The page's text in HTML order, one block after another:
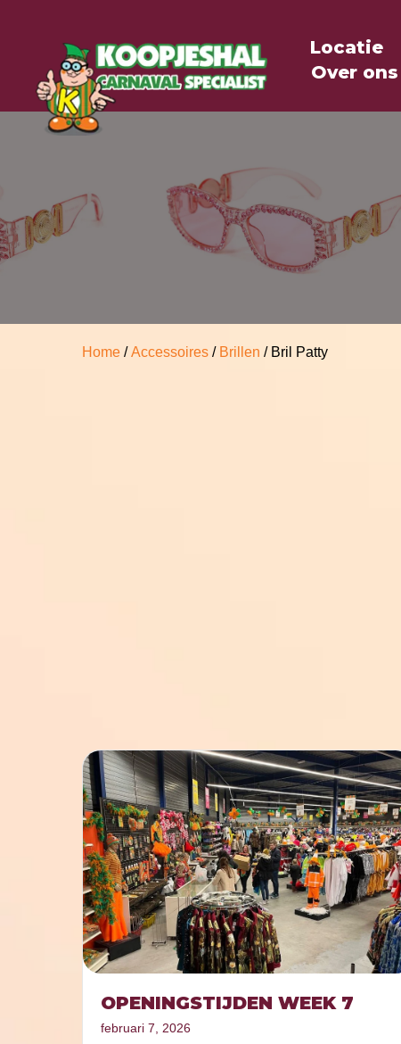
Locatie
Over ons
Home /Accessoires / Brillen / Bril Patty
OPENINGSTIJDEN WEEK 7
februari 7, 2026